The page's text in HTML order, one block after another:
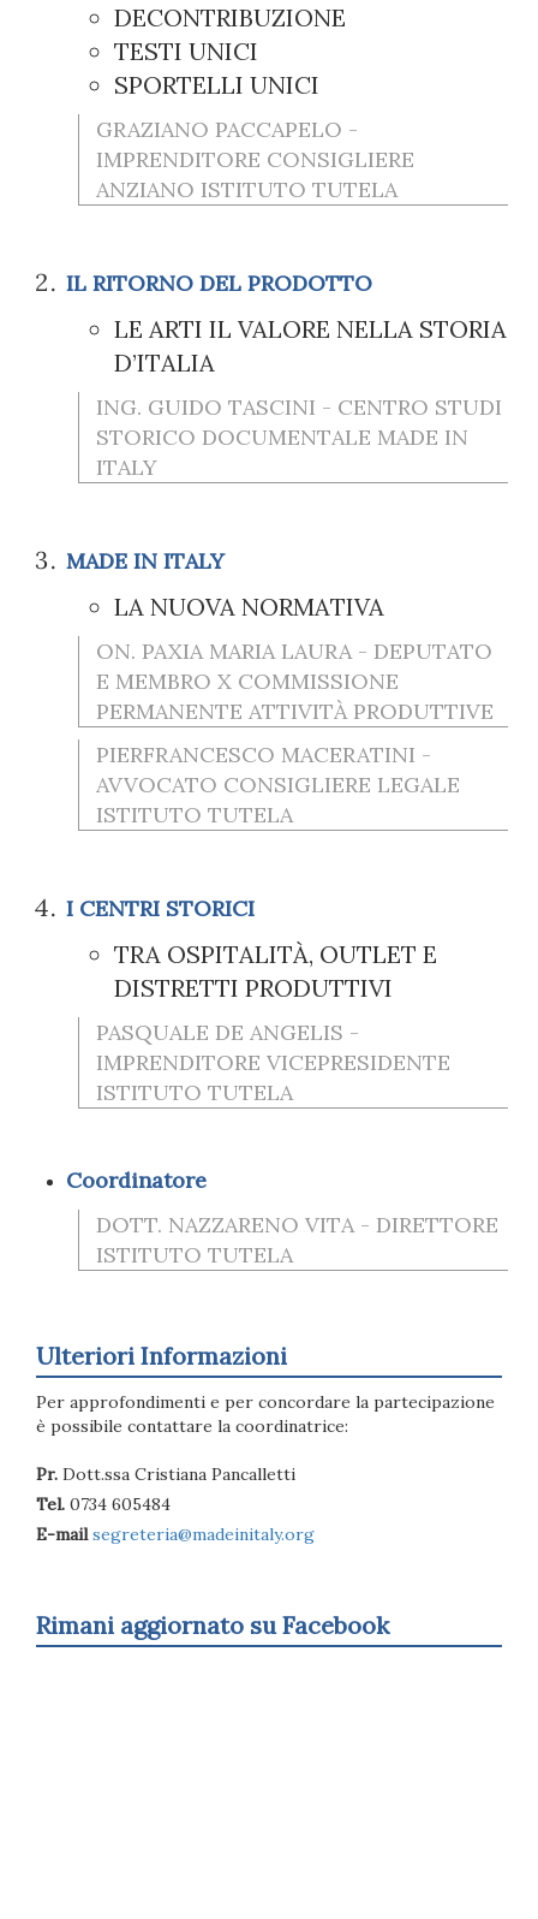
DECONTRIBUZIONE
TESTI UNICI
SPORTELLI UNICI
GRAZIANO PACCAPELO -
IMPRENDITORE CONSIGLIERE
ANZIANO ISTITUTO TUTELA
IL RITORNO DEL PRODOTTO
LE ARTI IL VALORE NELLA STORIA
D’ITALIA
ING. GUIDO TASCINI - CENTRO STUDI
STORICO DOCUMENTALE MADE IN
ITALY
MADE IN ITALY
LA NUOVA NORMATIVA
ON. PAXIA MARIA LAURA - DEPUTATO
E MEMBRO X COMMISSIONE
PERMANENTE ATTIVITÀ PRODUTTIVE
PIERFRANCESCO MACERATINI -
AVVOCATO CONSIGLIERE LEGALE
ISTITUTO TUTELA
I CENTRI STORICI
TRA OSPITALITÀ, OUTLET E
DISTRETTI PRODUTTIVI
PASQUALE DE ANGELIS -
IMPRENDITORE VICEPRESIDENTE
ISTITUTO TUTELA
Coordinatore
DOTT. NAZZARENO VITA - DIRETTORE
ISTITUTO TUTELA
Ulteriori Informazioni
Per approfondimenti e per concordare la partecipazione
è possibile contattare la coordinatrice:
Pr. Dott.ssa Cristiana Pancalletti
Tel. 0734 605484
E-mail segreteria@madeinitaly.org
Rimani aggiornato su Facebook